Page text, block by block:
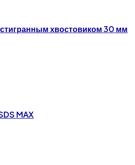
хвостовиком 30 мм
MAX